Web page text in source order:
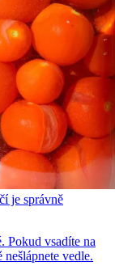
je správně
Pokud vsadíte na
vedle.